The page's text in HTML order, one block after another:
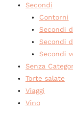
Secondi
Contorni
Secondi
Secondi
Secondi
Senza
Torte salate
Viaggi
Vino